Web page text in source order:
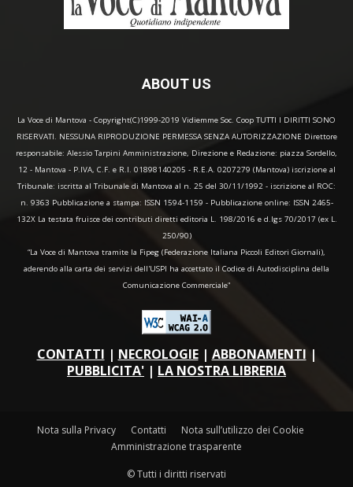
ABOUT US
La Voce di Mantova - Copyright(C)1999-2019 Vidiemme Soc. Coop TUTTI I DIRITTI SONO
RISERVATI. NESSUNA RIPRODUZIONE PERMESSA SENZA AUTORIZZAZIONE Direttore
responsabile: Alessio Tarpini Amministrazione, Direzione e Redazione: piazza Sordello,
12 - Mantova - P.IVA, C.F. e R.I. 01898140205 - R.E.A. 0207279 (Mantova) iscrizione al
Tribunale: iscritta al Tribunale di Mantova al n. 25 del 30/11/1992 - iscrizione al ROC:
n. 9363 Pubblicazione a stampa: ISSN 1594-1159 - Pubblicazione online: ISSN 2465-
132X La testata fruisce dei contributi diretti editoria L. 198/2016 e d.lgs 70/2017 (ex L.
250/90)
“La Voce di Mantova tramite la Fipeg (Federazione Italiana Piccoli Editori Giornali),
aderendo alla carta dei servizi dell'USPI ha accettato il Codice di Autodisciplina della
Comunicazione Commerciale"
CONTATTI | NECROLOGIE| ABBONAMENTI |
PUBBLICITA' | LA NOSTRA LIBRERIA
Nota sulla Privacy Contatti
Nota sull’utilizzo dei Cookie
Amministrazione trasparente
© Tutti i diritti riservati